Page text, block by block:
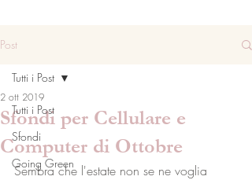
Post
Tutti i Post
Sfondi
Going Green
Tutti i Post
Sfondi per Cellulare e
Computer di Ottobre
2 ott 2019
Sembra che l'estate non se ne voglia